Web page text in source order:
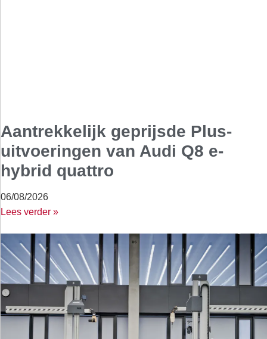
Aantrekkelijk geprijsde Plus-
uitvoeringen van Audi Q8 e-
hybrid quattro
06/08/2026
Lees verder »